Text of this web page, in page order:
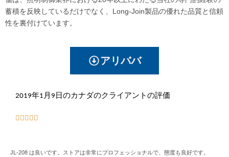
蓄積を反映しているだけでなく、Long-Join製品の優れた品質と信頼
性を裏付けています。
アリババ
2019年1月9日のカナダのクライアントの評価

JL-208 は良いです。ストアは非常にプロフェッショナルで、態度も良好です。